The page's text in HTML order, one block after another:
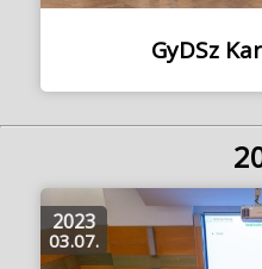
GyDSz
2023
03.07.